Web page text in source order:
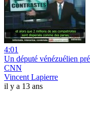
4:01
Un député vénézuélien
CNN
Vincent Lapierre
il y a 13 ans